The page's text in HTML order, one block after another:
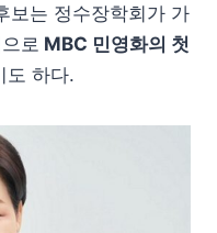
보는 정수장학회가 가
로 MBC 민영화의 첫
도 하다.